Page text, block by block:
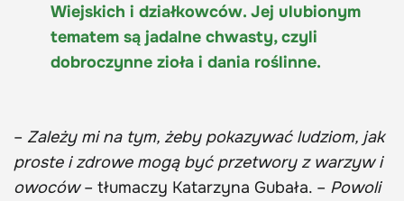
Wiejskich i działkowców. Jej ulubionym
tematem są jadalne chwasty, czyli
dobroczynne zioła i dania roślinne.
– Zależy mi na tym, żeby pokazywać ludziom, jak
proste i zdrowe mogą być przetwory z warzyw i
owoców– tłumaczy Katarzyna Gubała. – Powoli